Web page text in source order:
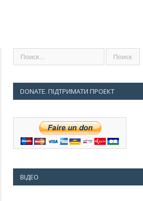
DONATE. ПІДТРИМАТИ ПРОЕКТ
ВІДЕО